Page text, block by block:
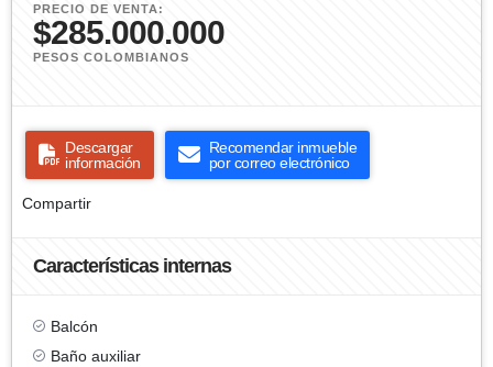
PRECIO DE VENTA:
$285.000.000
PESOS COLOMBIANOS
Descargar
información
Recomendar inmueble
por correo electrónico
Compartir
Características internas
Balcón
Baño auxiliar